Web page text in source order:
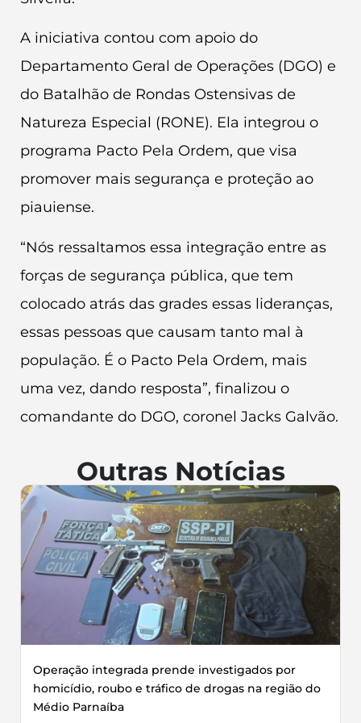
A iniciativa contou com apoio do
Departamento Geral de Operações (DGO) e
do Batalhão de Rondas Ostensivas de
Natureza Especial (RONE). Ela integrou o
programa Pacto Pela Ordem, que visa
promover mais segurança e proteção ao
piauiense.
“Nós ressaltamos essa integração entre as
forças de segurança pública, que tem
colocado atrás das grades essas lideranças,
essas pessoas que causam tanto mal à
população. É o Pacto Pela Ordem, mais
uma vez, dando resposta”, finalizou o
comandante do DGO, coronel Jacks Galvão.
Outras Notícias
Operação integrada prende investigados por
homicídio, roubo e tráfico de drogas na região do
Médio Parnaíba